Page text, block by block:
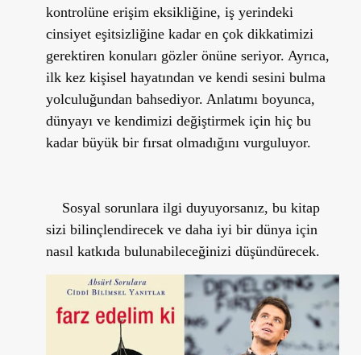
kontrolüne erişim eksikliğine, iş yerindeki
cinsiyet eşitsizliğine kadar en çok dikkatimizi
gerektiren konuları gözler önüne seriyor. Ayrıca,
ilk kez kişisel hayatından ve kendi sesini bulma
yolculuğundan bahsediyor. Anlatımı boyunca,
dünyayı ve kendimizi değiştirmek için hiç bu
kadar büyük bir fırsat olmadığını vurguluyor.
Sosyal sorunlara ilgi duyuyorsanız, bu kitap
sizi bilinçlendirecek ve daha iyi bir dünya için
nasıl katkıda bulunabileceğinizi düşündürecek.